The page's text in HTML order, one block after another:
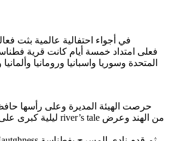
في أجواء احتفالية عالمية بثت
فعلى امتداد خمسة أيام كانت قرية
المتحدة وسوريا واسبانيا ورومانيا
حرصت الهيئة المديرة وعلى رأسها